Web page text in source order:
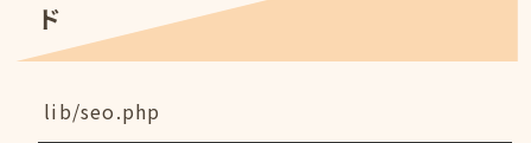
ド
lib/seo.php